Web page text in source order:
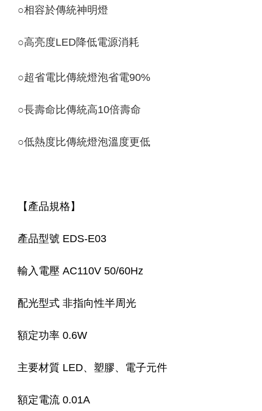
○相容於傳統神明燈
○高亮度LED降低電源消耗
○超省電比傳統燈泡省電90%
○長壽命比傳統高10倍壽命
○低熱度比傳統燈泡溫度更低
【產品規格】
產品型號 EDS-E03
輸入電壓 AC110V 50/60Hz
配光型式 非指向性半周光
額定功率 0.6W
主要材質 LED、塑膠、電子元件
額定電流 0.01A